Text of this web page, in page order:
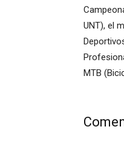
UNT), el
MTB